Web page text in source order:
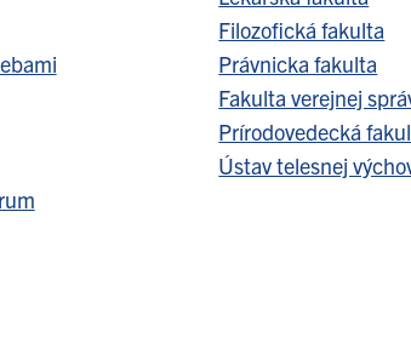
Filozofická fakulta
Právnicka fakulta
Fakulta verejnej
Prírodovedecká
Ústav telesnej